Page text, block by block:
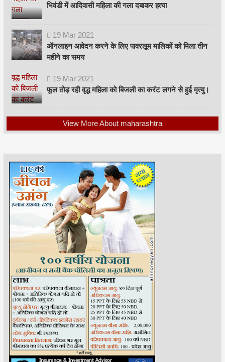
भिवंडी में आदिवासी महिला की गला दबाकर हत्या
19 Mar 2021
ऑनलाइन आवेदन करने के लिए पावरलूम मालिकों को मिला तीन
महीने का समय
19 Mar 2021
फूल तोड़ रही वृद्ध महिला को बिजली का करंट लगने से हुई मृत्यु।
View More About maharashtra